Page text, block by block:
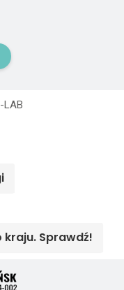
LAB
kraju. Sprawdź!